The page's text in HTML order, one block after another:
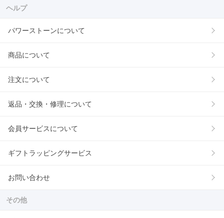
ヘルプ
パワーストーンについて
商品について
注文について
返品・交換・修理について
会員サービスについて
ギフトラッピングサービス
お問い合わせ
その他